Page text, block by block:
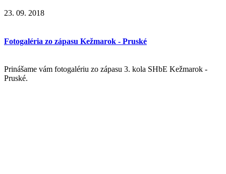
23. 09. 2018
Fotogaléria zo zápasu Kežmarok - Pruské
Prinášame vám fotogalériu zo zápasu 3. kola SHbE Kežmarok -
Pruské.